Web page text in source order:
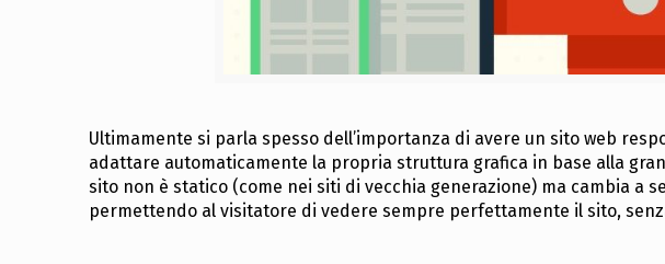
Ultimamente si parla spesso dell’importanza di avere un sito web
adattare automaticamente la propria struttura grafica in base alla
sito non è statico (come nei siti di vecchia generazione) ma cambia a
permettendo al visitatore di vedere sempre perfettamente il sito,